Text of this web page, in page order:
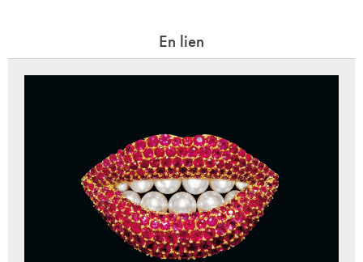
En lien